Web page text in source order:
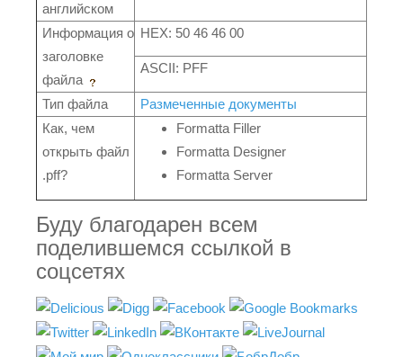
английском
Информация о
заголовке
файла
HEX: 50 46 46 00
ASCII: PFF
Тип файла
Размеченные документы
Как, чем
открыть файл
.pff?
Formatta Filler
Formatta Designer
Formatta Server
Буду благодарен всем
поделившемся ссылкой в
соцсетях